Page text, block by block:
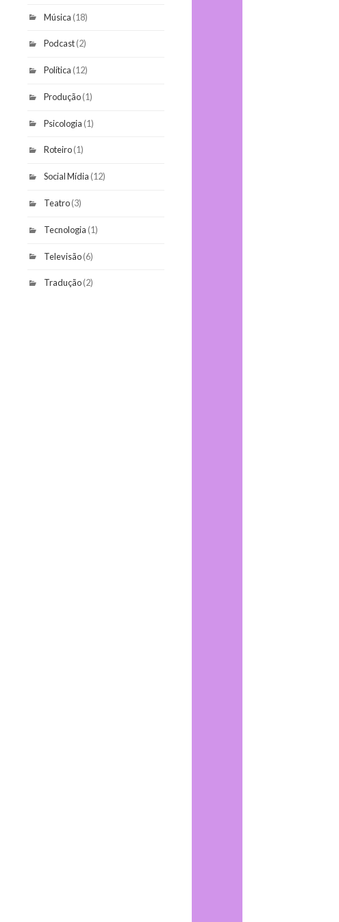
Música (18)
Podcast(2)
Política (12)
Produção(1)
Psicologia (1)
Roteiro(1)
Social Mídia (12)
Teatro(3)
Tecnologia (1)
Televisão(6)
Tradução(2)